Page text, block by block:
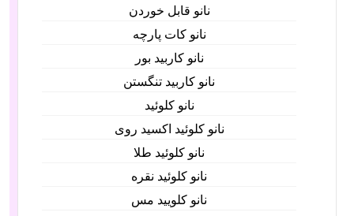
نانو قابل خوردن
نانو کات پارچه
نانو کاربید بور
نانو کاربید تنگستن
نانو کلوئید
نانو کلوئید اکسید روی
نانو کلوئید طلا
نانو کلوئید نقره
نانو کلویید مس